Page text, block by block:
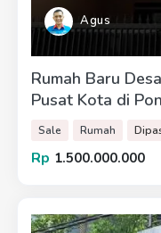
Agus
Rumah Baru
Pusat Kota di
Sale Rumah
Rp 1.500.000.000